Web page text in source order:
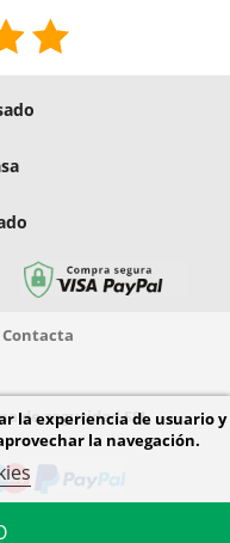
la experiencia de usuario y
la navegación.
Contacta
de seguridad SSL